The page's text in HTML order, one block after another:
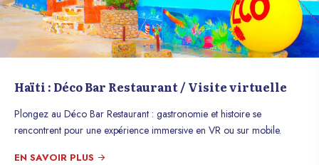
Haïti : Déco Bar Restaurant / Visite virtuelle
Plongez au Déco Bar Restaurant : gastronomie et histoire se
rencontrent pour une expérience immersive en VR ou sur mobile.
EN SAVOIR PLUS